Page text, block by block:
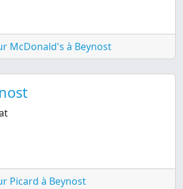
McDonald's à Beynost
Picard à Beynost